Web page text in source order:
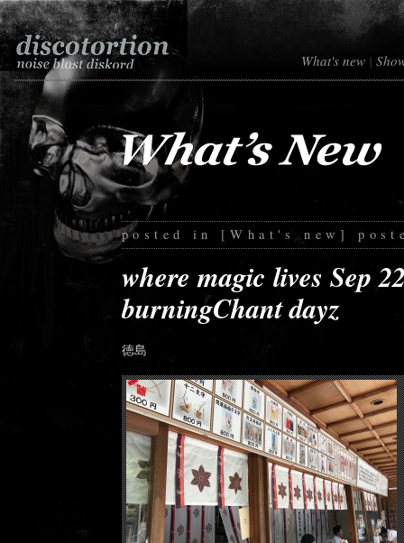
What's new |
posted in [What's new]
where magic lives Sep
burningChant dayz
徳島